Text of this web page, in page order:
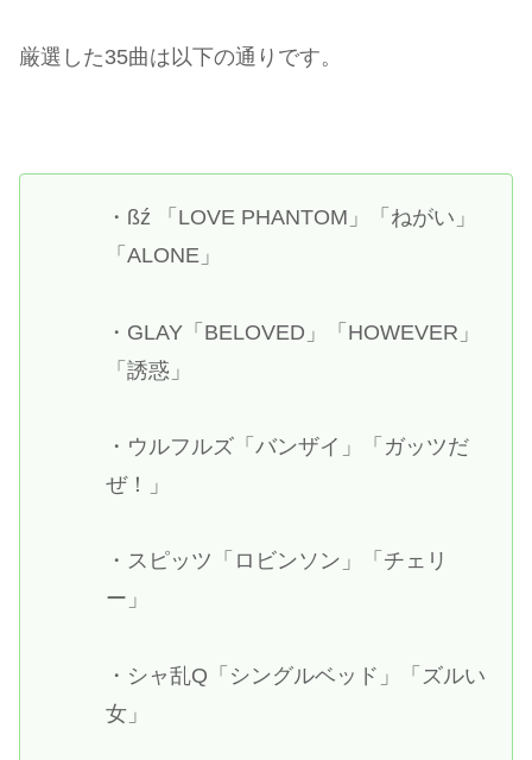
厳選した35曲は以下の通りです。
・ßź 「LOVE PHANTOM」「ねがい」
「ALONE」
・GLAY「BELOVED」「HOWEVER」
「誘惑」
・ウルフルズ「バンザイ」「ガッツだ
ぜ！」
・スピッツ「ロビンソン」「チェリ
ー」
・シャ乱Q「シングルベッド」「ズルい
女」